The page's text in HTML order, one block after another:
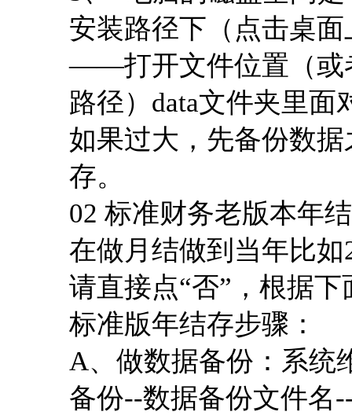
安装路径下（点击桌面
——打开文件位置（或
路径）data文件夹里
如果过大，先备份数
存。
02 标准财务老版本年
在做月结做到当年比
请直接点“否”，根据
标准版年结存步骤：
A、做数据备份：系统
备份--数据备份文件名